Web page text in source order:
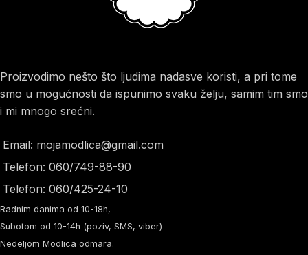
Proizvodimo nešto što ljudima nadasve koristi, a pri tome
smo u mogućnosti da ispunimo svaku želju, samim tim smo
i mi mnogo srećni.
Email: mojamodlica@gmail.com
Telefon: 060/749-88-90
Telefon: 060/425-24-10
Radnim danima od 10-18h,
Subotom od 10-14h (poziv, SMS, viber)
Nedeljom Modlica odmara.